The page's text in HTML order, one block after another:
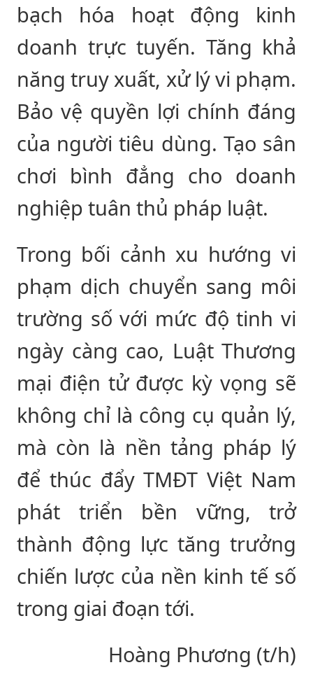
bạch hóa hoạt động kinh
doanh trực tuyến. Tăng khả
năng truy xuất, xử lý vi phạm.
Bảo vệ quyền lợi chính đáng
của người tiêu dùng. Tạo sân
chơi bình đẳng cho doanh
nghiệp tuân thủ pháp luật.
Trong bối cảnh xu hướng vi
phạm dịch chuyển sang môi
trường số với mức độ tinh vi
ngày càng cao, Luật Thương
mại điện tử được kỳ vọng sẽ
không chỉ là công cụ quản lý,
mà còn là nền tảng pháp lý
để thúc đẩy TMĐT Việt Nam
phát triển bền vững, trở
thành động lực tăng trưởng
chiến lược của nền kinh tế số
trong giai đoạn tới.
Hoàng Phương (t/h)